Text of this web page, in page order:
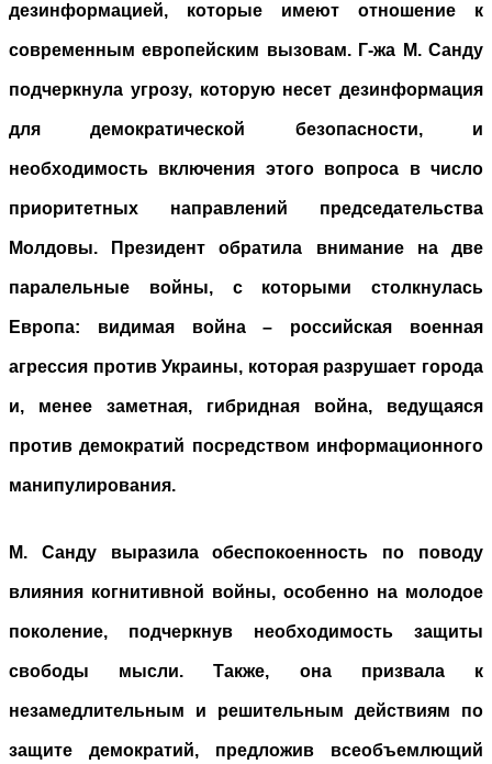
дезинформацией, которые имеют отношение к
современным европейским вызовам. Г-жа М. Санду
подчеркнула угрозу, которую несет дезинформация
для демократической безопасности, и
необходимость включения этого вопроса в число
приоритетных направлений председательства
Молдовы. Президент обратила внимание на две
паралельные войны, с которыми столкнулась
Европа: видимая война – российская военная
агрессия против Украины, которая разрушает города
и, менее заметная, гибридная война, ведущаяся
против демократий посредством информационного
манипулирования.
М. Санду выразила обеспокоенность по поводу
влияния когнитивной войны, особенно на молодое
поколение, подчеркнув необходимость защиты
свободы мысли. Также, она призвала к
незамедлительным и решительным действиям по
защите демократий, предложив всеобъемлющий